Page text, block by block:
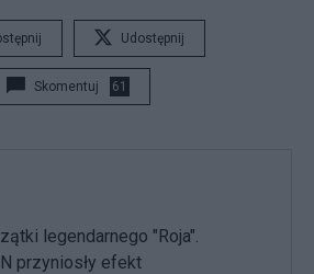
Udostępnij
Skomentuj 61
legendarnego "Roja".
przyniosły efekt